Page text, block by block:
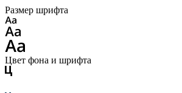
Размер шрифта
Цвет фона и шрифта